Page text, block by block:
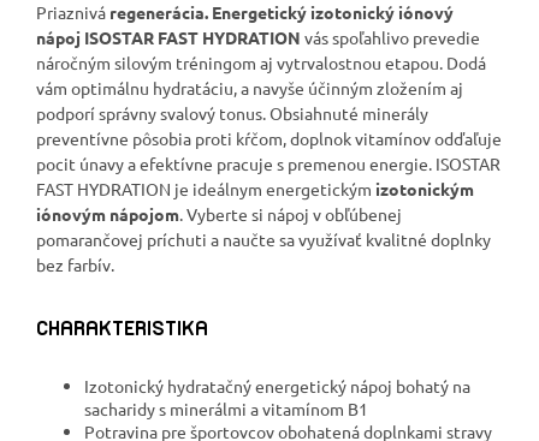
Priaznivá regenerácia. Energetický izotonický iónový
nápoj ISOSTAR FAST HYDRATION vás spoľahlivo prevedie
náročným silovým tréningom aj vytrvalostnou etapou. Dodá
vám optimálnu hydratáciu, a navyše účinným zložením aj
podporí správny svalový tonus. Obsiahnuté minerály
preventívne pôsobia proti kŕčom, doplnok vitamínov odďaľuje
pocit únavy a efektívne pracuje s premenou energie. ISOSTAR
FAST HYDRATION je ideálnym energetickým izotonickým
iónovým nápojom. Vyberte si nápoj v obľúbenej
pomarančovej príchuti a naučte sa využívať kvalitné doplnky
bez farbív.
CHARAKTERISTIKA
Izotonický hydratačný energetický nápoj bohatý na
sacharidy s minerálmi a vitamínom B1
Potravina pre športovcov obohatená doplnkami stravy